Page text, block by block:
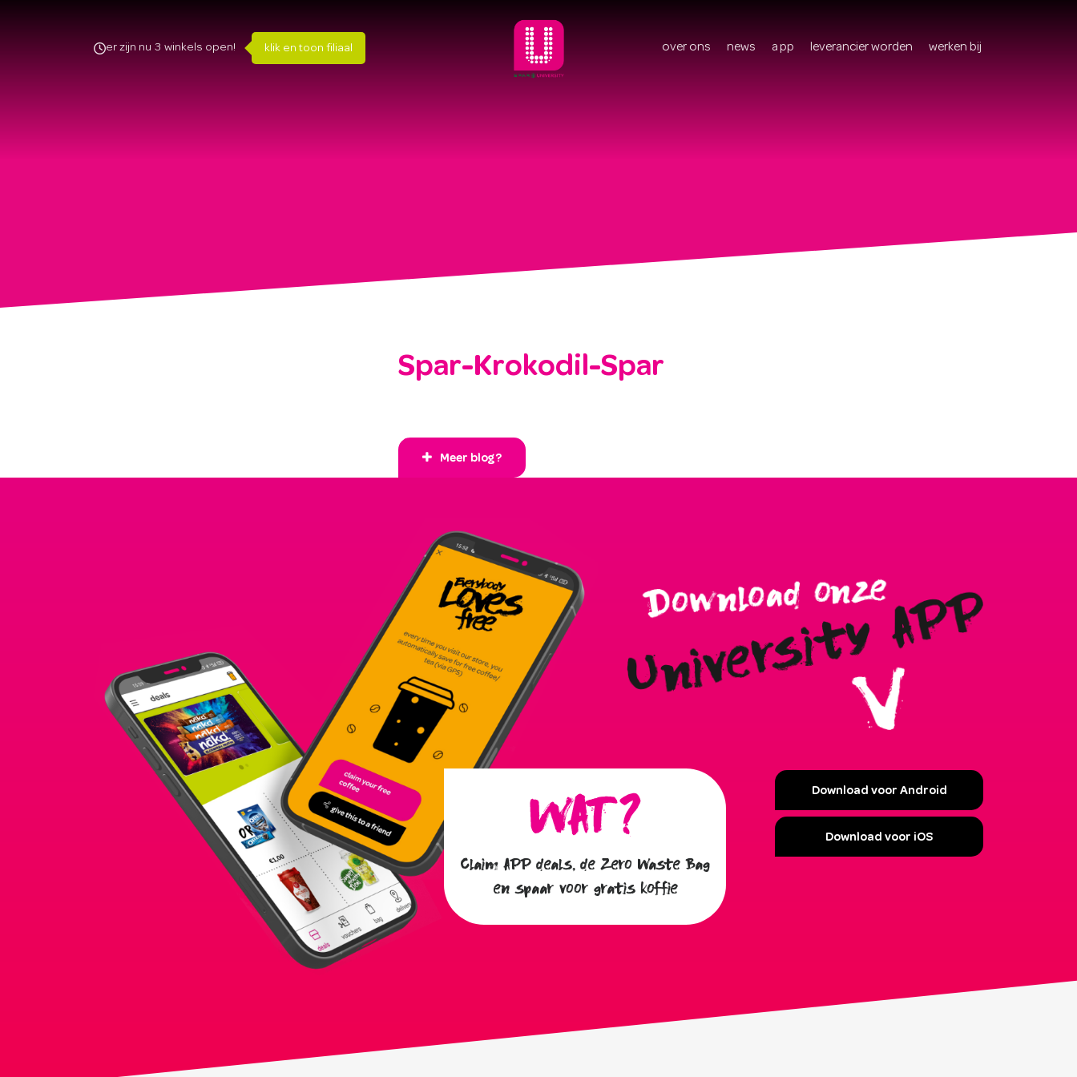
er zijn nu 3 winkels open! klik en toon filiaal over ons news app leverancier worden werken bij
Spar-Krokodil-Spar
Meer blog?
Claim APP deals, de Zero Waste Bag
en spaar voor gratis koffie
Download voor Android
Download voor iOS